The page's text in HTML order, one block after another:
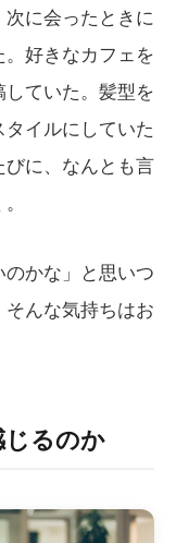
に会ったときに
好きなカフェを
ていた。髪型を
イルにしていた
に、なんとも言
のかな」と思いつ
んな気持ちはお
るのか